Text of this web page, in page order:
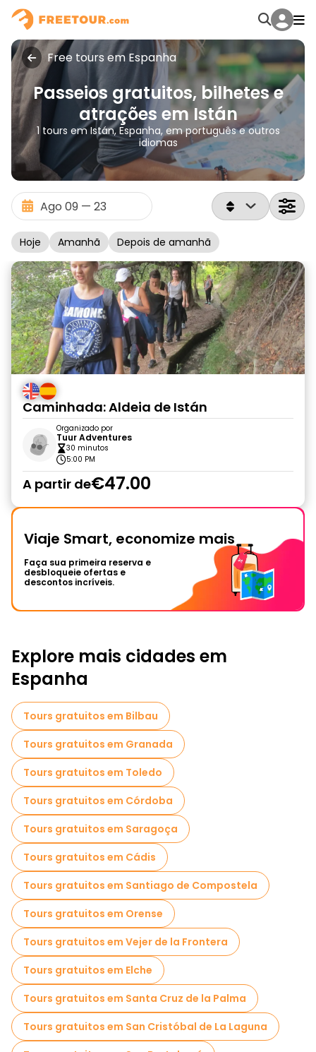
Free tours em Espanha
Passeios gratuitos, bilhetes e
atrações em Istán
1 tours em Istán, Espanha, em português e outros
idiomas
Hoje Amanhã Depois de amanhã
Caminhada: Aldeia de Istán
Organizado por
Tuur Adventures
30 minutos
5:00 PM
A partir de€47.00
Viaje Smart, economize mais
Faça sua primeira reserva e
desbloqueie ofertas e
descontos incríveis.
Explore mais cidades em
Espanha
Tours gratuitos em Bilbau
Tours gratuitos em Granada
Tours gratuitos em Toledo
Tours gratuitos em Córdoba
Tours gratuitos em Saragoça
Tours gratuitos em Cádis
Tours gratuitos em Santiago de Compostela
Tours gratuitos em Orense
Tours gratuitos em Vejer de la Frontera
Tours gratuitos em Elche
Tours gratuitos em Santa Cruz de la Palma
Tours gratuitos em San Cristóbal de La Laguna